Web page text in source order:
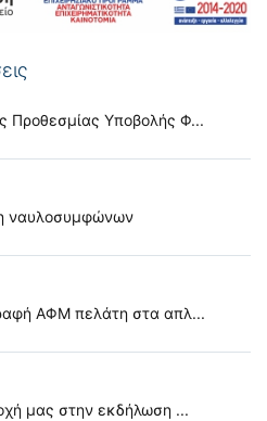
Προθεσμίας Υποβολής Φ...
ναυλοσυμφώνων
ΑΦΜ πελάτη στα απλ...
μας στην εκδήλωση ...